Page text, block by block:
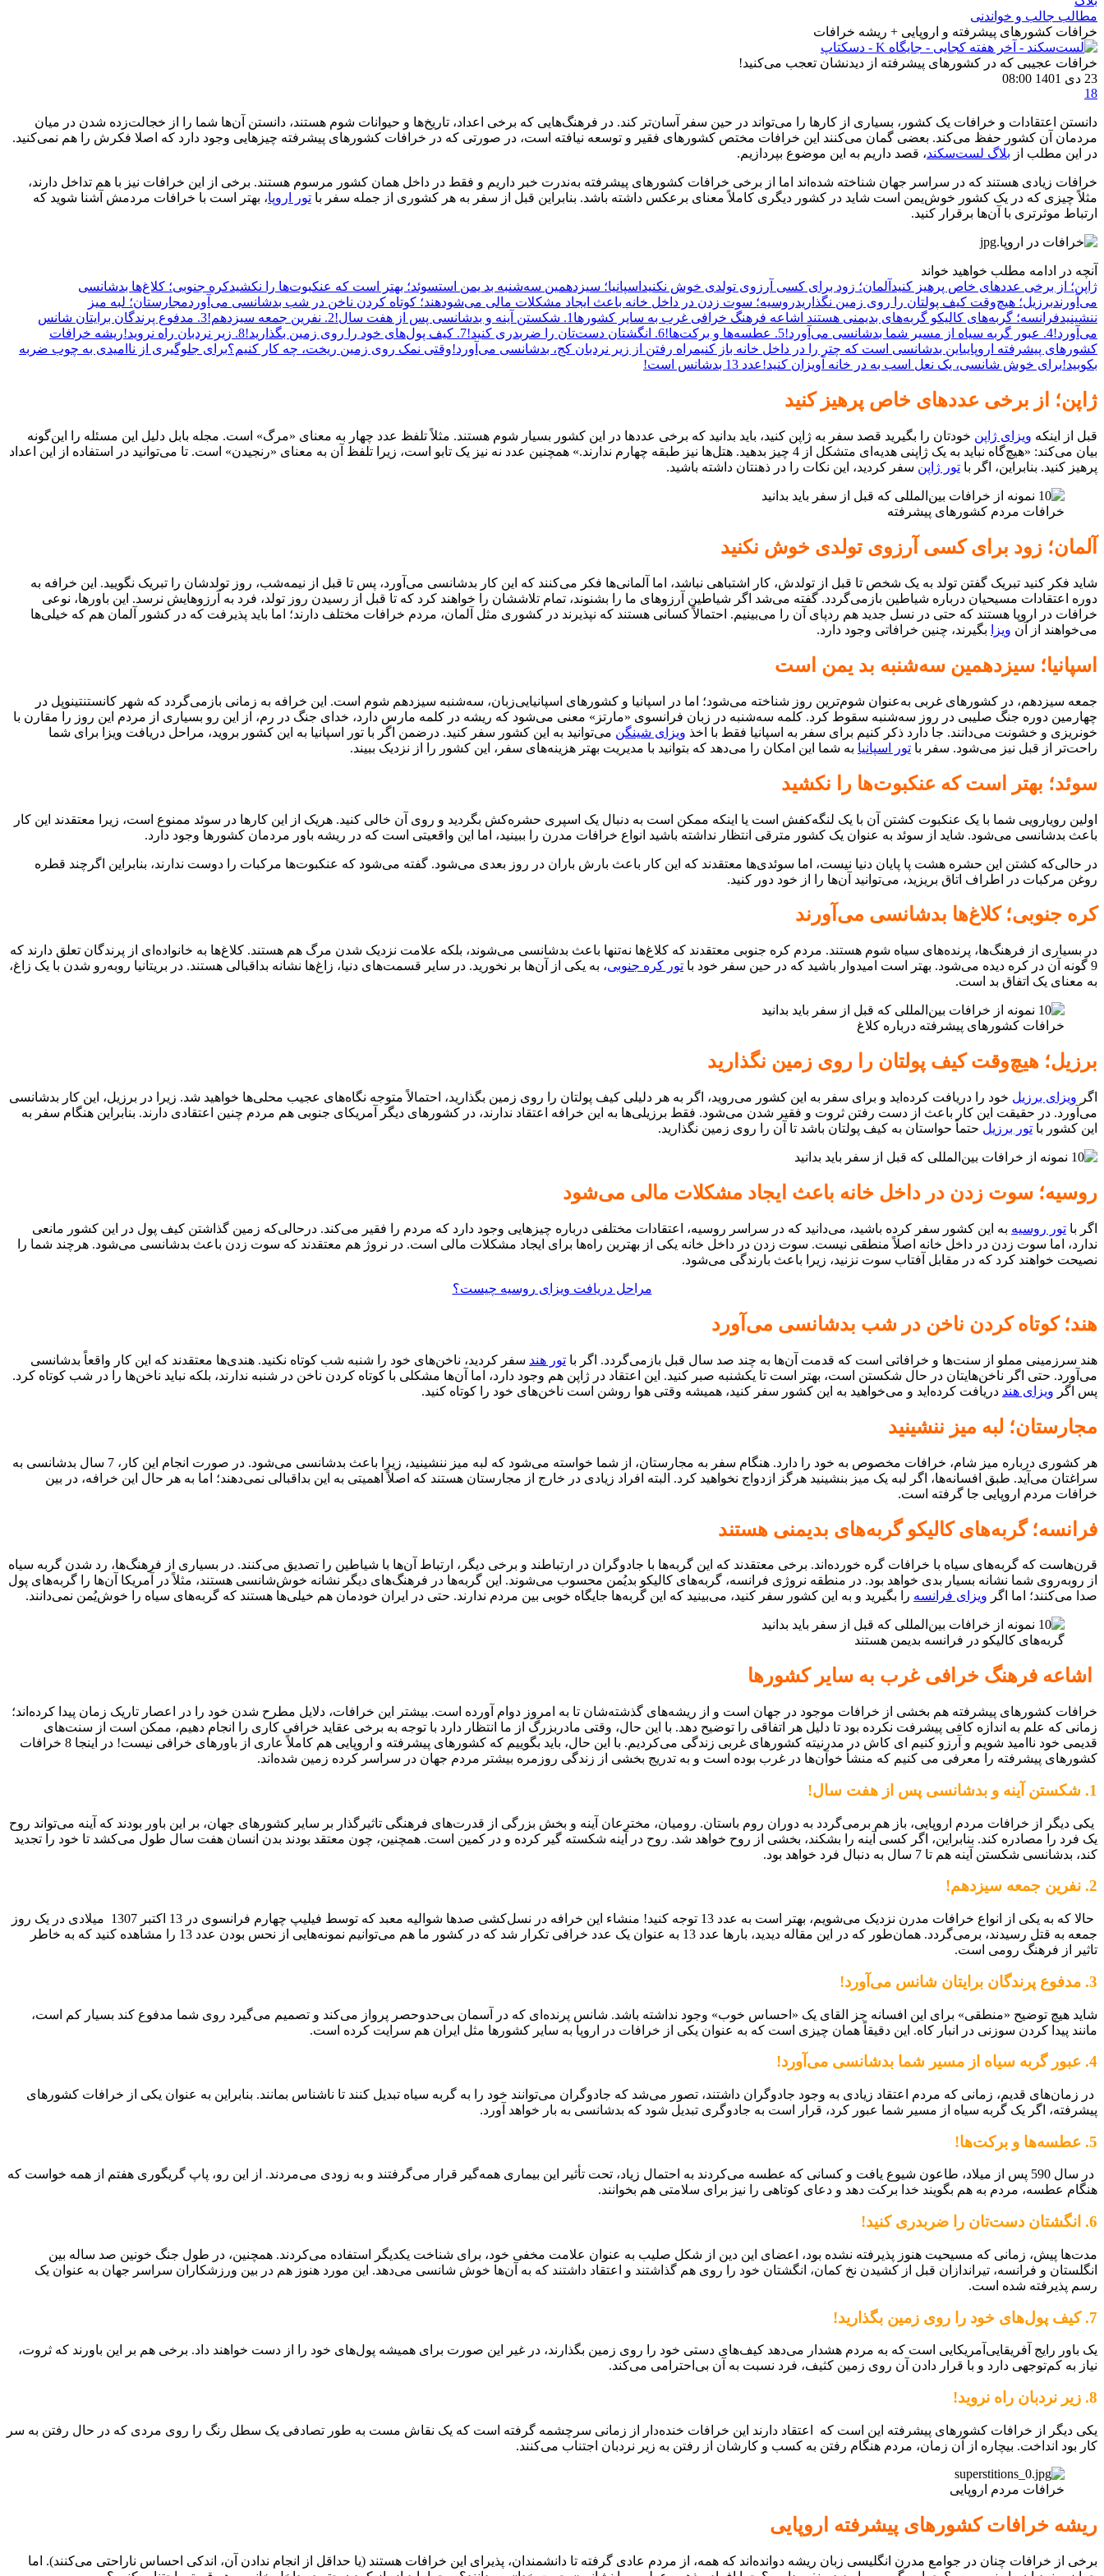
مطالب جالب و خواندنی
خرافات کشورهای پیشرفته و اروپایی + ریشه خرافات
خرافات عجیبی که در کشورهای پیشرفته از دیدنشان تعجب می‌کنید!
23 دی 1401 08:00
18
دانستن اعتقادات و خرافات یک کشور، بسیاری از کارها را می‌تواند در حین سفر آسان‌تر کند. در فرهنگ‌هایی که برخی اعداد، تاریخ‌ها و حیوانات شوم هستند، دانستن آن‌ها شما را از خجالت‌زده شدن در میان
مردمان آن کشور حفظ می‌کند. بعضی گمان می‌کنند این خرافات مختص کشورهای فقیر و توسعه نیافته است، در صورتی که در خرافات کشورهای پیشرفته چیزهایی وجود دارد که اصلا فکرش را هم نمی‌کنید.
در این مطلب از بلاگ لست‌سکند، قصد داریم به این موضوع بپردازیم.
خرافات زیادی هستند که در سراسر جهان شناخته‌ شده‌اند اما از برخی خرافات کشورهای پیشرفته به‌ندرت خبر داریم و فقط در داخل همان کشور مرسوم هستند. برخی از این خرافات نیز با هم تداخل دارند،
مثلاً چیزی که در یک کشور خوش‌یمن است شاید در کشور دیگری کاملاً معنای برعکس داشته باشد. بنابراین قبل از سفر به هر کشوری از جمله سفر با تور اروپا، بهتر است با خرافات مردمش آشنا شوید که
ارتباط موثرتری با آن‌ها برقرار کنید.
آنچه در ادامه مطلب خواهید خواند
ژاپن؛ از برخی عددهای خاص پرهیز کنید آلمان؛ زود برای کسی آرزوی تولدی خوش نکنید اسپانیا؛ سیزدهمین سه‌شنبه بد یمن استسوئد؛ بهتر است که عنکبوت‌ها را نکشیدکره جنوبی؛ کلاغ‌ها بدشانسی
می‌آورندبرزیل؛ هیچ‌وقت کیف پولتان را روی زمین نگذاریدروسیه؛ سوت زدن در داخل خانه باعث ایجاد مشکلات مالی می‌شودهند؛ کوتاه کردن ناخن در شب بدشانسی می‌آوردمجارستان؛ لبه میز
ننشینیدفرانسه؛ گربه‌های کالیکو گربه‌های بدیمنی هستند اشاعه فرهنگ خرافی غرب به سایر کشورها 1. شکستن آینه و بدشانسی پس از هفت سال! 2. نفرین جمعه سیزدهم!
3. مدفوع پرندگان برایتان شانس
می‌آورد!4. عبور گربه سیاه از مسیر شما بدشانسی می‌آورد! 5. عطسه‌ها و برکت‌ها! 6. انگشتان دست‌تان را ضربدری کنید! 7. کیف پول‌های خود را روی زمین بگذارید! 8. زیر نردبان راه نروید!
ریشه خرافات
کشورهای پیشرفته اروپاییاین بدشانسی است که چتر را در داخل خانه باز کنیمراه رفتن از زیر نردبان کج، بدشانسی می‌آورد!وقتی نمک روی زمین ریخت، چه کار کنیم؟برای جلوگیری از ناامیدی به چوب ضربه
بکوبید!برای خوش شانسی، یک نعل اسب به در خانه آویزان کنید!عدد 13 بدشانس است!
ژاپن؛ از برخی عددهای خاص پرهیز کنید
قبل از اینکه ویزای ژاپن خودتان را بگیرید قصد سفر به ژاپن کنید، باید بدانید که برخی عددها در این کشور بسیار شوم هستند. مثلاً تلفظ عدد چهار به معنای «مرگ» است. مجله بابل دلیل این مسئله را این‌گونه
بیان می‌کند: «هیچ‌گاه نباید به یک ژاپنی هدیه‌ای متشکل از 4 چیز بدهید. هتل‌ها نیز طبقه چهارم ندارند.» همچنین عدد نه نیز یک تابو است، زیرا تلفظ آن به معنای «رنجیدن» است. تا می‌توانید در استفاده از این اعداد
پرهیز کنید. بنابراین، اگر با تور ژاپن سفر کردید، این نکات را در ذهنتان داشته باشید.
خرافات مردم کشورهای پیشرفته
آلمان؛ زود برای کسی آرزوی تولدی خوش نکنید
شاید فکر کنید تبریک گفتن تولد به یک شخص تا قبل از تولدش، کار اشتباهی نباشد، اما آلمانی‌ها فکر می‌کنند که این کار بدشانسی می‌آورد، پس تا قبل از نیمه‌شب، روز تولدشان را تبریک نگویید. این خرافه به
دوره اعتقادات مسیحیان درباره شیاطین بازمی‌گردد. گفته می‌شد اگر شیاطین آرزوهای ما را بشنوند، تمام تلاششان را خواهند کرد که تا قبل از رسیدن روز تولد، فرد به آرزوهایش نرسد. این باورها، نوعی
خرافات در اروپا هستند که حتی در نسل جدید هم ردپای آن را می‌بینیم. احتمالاً کسانی هستند که نپذیرند در کشوری مثل آلمان، مردم خرافات مختلف دارند؛ اما باید پذیرفت که در کشور آلمان هم که خیلی‌ها
می‌خواهند از آن ویزا بگیرند، چنین خرافاتی وجود دارد.
اسپانیا؛ سیزدهمین سه‌شنبه بد یمن است
جمعه سیزدهم، در کشورهای غربی به‌عنوان شوم‌ترین روز شناخته می‌شود؛ اما در اسپانیا و کشورهای اسپانیایی‌زبان، سه‌شنبه سیزدهم شوم است. این خرافه به زمانی بازمی‌گردد که شهر کانستنتینوپل در
چهارمین دوره جنگ صلیبی در روز سه‌شنبه سقوط کرد. کلمه سه‌شنبه در زبان فرانسوی «مارتز» معنی می‌شود که ریشه در کلمه مارس دارد، خدای جنگ در رم، از این رو بسیاری از مردم این روز را مقارن با
خونریزی و خشونت می‌دانند. جا دارد ذکر کنیم برای سفر به اسپانیا فقط با اخذ ویزای شینگن می‌توانید به این کشور سفر کنید. درضمن اگر با تور اسپانیا به این کشور بروید، مراحل دریافت ویزا برای شما
راحت‌تر از قبل نیز می‌شود. سفر با تور اسپانیا به شما این امکان را می‌دهد که بتوانید با مدیریت بهتر هزینه‌های سفر، این کشور را از نزدیک ببیند.
سوئد؛ بهتر است که عنکبوت‌ها را نکشید
اولین رویارویی شما با یک عنکبوت کشتن آن با یک لنگه‌کفش است یا اینکه ممکن است به دنبال یک اسپری حشره‌کش بگردید و روی آن خالی کنید. هریک از این کارها در سوئد ممنوع است، زیرا معتقدند این کار
باعث بدشانسی می‌شود. شاید از سوئد به عنوان یک کشور مترقی انتظار نداشته باشید انواع خرافات مدرن را ببینید، اما این واقعیتی است که در ریشه باور مردمان کشورها وجود دارد.
در حالی‌که کشتن این حشره هشت پا پایان دنیا نیست، اما سوئدی‌ها معتقدند که این کار باعث بارش باران در روز بعدی می‌شود. گفته می‌شود که عنکبوت‌ها مرکبات را دوست ندارند، بنابراین اگرچند قطره
روغن مرکبات در اطراف اتاق بریزید، می‌توانید آن‌ها را از خود دور کنید.
کره جنوبی؛ کلاغ‌ها بدشانسی می‌آورند
در بسیاری از فرهنگ‌ها، پرنده‌های سیاه شوم هستند. مردم کره جنوبی معتقدند که کلاغ‌ها نه‌‌تنها باعث بدشانسی می‌شوند، بلکه علامت نزدیک شدن مرگ هم هستند. کلاغ‌ها به خانواده‌ای از پرندگان تعلق دارند که
9 گونه آن در کره دیده می‌شود. بهتر است امیدوار باشید که در حین سفر خود با
تور کره جنوبی، به یکی از آن‌ها بر نخورید. در سایر قسمت‌های دنیا، زاغ‌ها نشانه بداقبالی هستند. در بریتانیا روبه‌رو شدن با یک زاغ،
به معنای یک اتفاق بد است.
خرافات کشورهای پیشرفته درباره کلاغ
برزیل؛ هیچ‌وقت کیف پولتان را روی زمین نگذارید
اگر ویزای برزیل خود را دریافت کرده‌اید و برای سفر به این کشور می‌روید، اگر به هر دلیلی کیف پولتان را روی زمین بگذارید، احتمالاً متوجه نگاه‌های عجیب محلی‌ها خواهید شد. زیرا در برزیل، این کار بدشانسی
می‌آورد. در حقیقت این کار باعث از دست رفتن ثروت و فقیر شدن می‌شود. فقط برزیلی‌ها به این خرافه اعتقاد ندارند، در کشورهای دیگر آمریکای جنوبی هم مردم چنین اعتقادی دارند. بنابراین هنگام سفر به
این کشور با تور برزیل حتماً حواستان به کیف پولتان باشد تا آن را روی زمین نگذارید.
روسیه؛ سوت زدن در داخل خانه باعث ایجاد مشکلات مالی می‌شود
اگر با تور روسیه به این کشور سفر کرده باشید، می‌دانید که در سراسر روسیه، اعتقادات مختلفی درباره چیزهایی وجود دارد که مردم را فقیر می‌کند. درحالی‌که زمین گذاشتن کیف پول در این کشور مانعی
ندارد، اما سوت زدن در داخل خانه اصلاً منطقی نیست. سوت زدن در داخل خانه‌ یکی از بهترین راه‌ها برای ایجاد مشکلات مالی است. در نروژ هم معتقدند که سوت زدن باعث بدشانسی می‌شود. هرچند شما را
نصیحت خواهند کرد که در مقابل آفتاب سوت نزنید، زیرا باعث بارندگی می‌شود.
مراحل دریافت ویزای روسیه چیست؟
هند؛ کوتاه کردن ناخن در شب بدشانسی می‌آورد
هند سرزمینی مملو از سنت‌ها و خرافاتی است که قدمت آن‌ها به چند صد سال قبل بازمی‌گردد. اگر با تور هند سفر کردید، ناخن‌های خود را شنبه‌ شب کوتاه نکنید. هندی‌ها معتقدند که این کار واقعاً بدشانسی
می‌آورد. حتی اگر ناخن‌هایتان در حال شکستن است، بهتر است تا یکشنبه صبر کنید. این اعتقاد در ژاپن هم وجود دارد، اما آن‌ها مشکلی با کوتاه کردن ناخن در شنبه ندارند، بلکه نباید ناخن‌ها را در شب کوتاه کرد.
پس اگر ویزای هند دریافت کرده‌اید و می‌خواهید به این کشور سفر کنید، همیشه وقتی هوا روشن است ناخن‌های خود را کوتاه کنید.
مجارستان؛ لبه میز ننشینید
هر کشوری درباره میز شام، خرافات مخصوص به خود را دارد. هنگام سفر به مجارستان، از شما خواسته می‌شود که لبه میز ننشینید، زیرا باعث بدشانسی می‌شود. در صورت انجام این کار، 7 سال بدشانسی به
سراغتان می‌آید. طبق افسانه‌ها، اگر لبه یک میز بنشینید هرگز ازدواج نخواهید کرد. البته افراد زیادی در خارج از مجارستان هستند که اصلاً اهمیتی به این بداقبالی نمی‌دهند؛ اما به هر حال این خرافه، در بین
خرافات مردم اروپایی جا گرفته است.
فرانسه؛ گربه‌های کالیکو گربه‌های بدیمنی هستند
قرن‌هاست که گربه‌های سیاه با خرافات گره‌ خورده‌اند. برخی معتقدند که این گربه‌ها با جادوگران در ارتباطند و برخی دیگر، ارتباط آن‌ها با شیاطین را تصدیق می‌کنند. در بسیاری از فرهنگ‌ها، رد شدن گربه سیاه
از روبه‌روی شما نشانه بسیار بدی خواهد بود. در منطقه نروژی فرانسه، گربه‌های کالیکو بدیُمن محسوب می‌شوند. این گربه‌ها در فرهنگ‌های دیگر نشانه خوش‌شانسی هستند، مثلاً در آمریکا آن‌ها را گربه‌های پول
صدا می‌کنند؛ اما اگر ویزای فرانسه را بگیرید و به این کشور سفر کنید، می‌بینید که این گربه‌ها جایگاه خوبی بین مردم ندارند. حتی در ایران خودمان هم خیلی‌ها هستند که گربه‌های سیاه را خوش‌یُمن نمی‌دانند.
گربه‌های کالیکو در فرانسه بدیمن هستند
اشاعه فرهنگ خرافی غرب به سایر کشورها
خرافات کشورهای پیشرفته هم بخشی از خرافات موجود در جهان است و از ریشه‌های گذشته‌شان تا به امروز دوام آورده است. بیشتر این خرافات، دلایل مطرح شدن خود را در اعصار تاریک زمان پیدا کرده‌اند؛
زمانی که علم به اندازه کافی پیشرفت نکرده بود تا دلیل هر اتفاقی را توضیح دهد. با این حال، وقتی مادربزرگ از ما انتظار دارد با توجه به برخی عقاید خرافی کاری را انجام دهیم، ممکن است از سنت‌های
قدیمی خود ناامید شویم و آرزو کنیم ای کاش در مدرنیته کشورهای غربی زندگی می‌کردیم. با این حال، باید بگوییم که کشورهای پیشرفته و اروپایی هم کاملاً عاری از باورهای خرافی نیست! در اینجا 8 خرافات
کشورهای پیشرفته را معرفی می کنیم که منشأ خوآن‌ها در غرب بوده است و به تدریج بخشی از زندگی روزمره بیشتر مردم جهان در سراسر کرده زمین شده‌اند.
1. شکستن آینه و بدشانسی پس از هفت سال!
یکی دیگر از خرافات مردم اروپایی، باز هم برمی‌گردد به دوران روم باستان. رومیان، مخترعان آینه و بخش بزرگی از قدرت‌های فرهنگی‌ تاثیرگذار بر سایر کشورهای جهان، بر این باور بودند که آینه می‌تواند روح
یک فرد را مصادره کند. بنابراین، اگر کسی آینه را بشکند، بخشی از روح خواهد شد. روح در آینه شکسته گیر کرده و در کمین است. همچنین، چون معتقد بودند بدن انسان هفت سال طول می‌کشد تا خود را تجدید
کند، بدشانسی شکستن آینه هم تا 7 سال به دنبال فرد خواهد بود.
2. نفرین جمعه سیزدهم!
حالا که به یکی از انواع خرافات مدرن نزدیک می‌شویم، بهتر است به عدد 13 توجه کنید! منشاء این خرافه در نسل‌کشی صدها شوالیه معبد که توسط فیلیپ چهارم فرانسوی در 13 اکتبر 1307 میلادی در یک روز
جمعه به قتل رسیدند، برمی‌گردد. همان‌طور که در این مقاله دیدید، بارها عدد 13 به عنوان یک عدد خرافی تکرار شد که در کشور ما هم می‌توانیم نمونه‌هایی از نحس بودن عدد 13 را مشاهده کنید که به خاطر
تاثیر از فرهنگ رومی است.
3. مدفوع پرندگان برایتان شانس می‌آورد!
شاید هیچ توضیح «منطقی» برای این افسانه جز القای یک «احساس خوب» وجود نداشته باشد. شانس پرنده‌ای که در آسمان بی‌حدوحصر پرواز می‌کند و تصمیم می‌گیرد روی شما مدفوع کند بسیار کم است،
مانند پیدا کردن سوزنی در انبار کاه. این دقیقاً همان چیزی است که به عنوان یکی از خرافات در اروپا به سایر کشورها مثل ایران هم سرایت کرده است.
4. عبور گربه سیاه از مسیر شما بدشانسی می‌آورد!
در زمان‌های قدیم، زمانی که مردم اعتقاد زیادی به وجود جادوگران داشتند، تصور می‌شد که جادوگران می‌توانند خود را به گربه سیاه تبدیل کنند تا ناشناس بمانند. بنابراین به عنوان یکی از خرافات کشورهای
پیشرفته، اگر یک گربه سیاه از مسیر شما عبور کرد، قرار است به جادوگری تبدیل شود که بدشانسی به بار خواهد آورد.
5. عطسه‌ها و برکت‌ها!
در سال 590 پس از میلاد، طاعون شیوع یافت و کسانی که عطسه می‌کردند به احتمال زیاد، تحت تأثیر این بیماری همه‌گیر قرار می‌گرفتند و به زودی می‌مردند. از این رو، پاپ گریگوری هفتم از همه خواست که
هنگام عطسه، مردم به هم بگویند خدا برکت دهد و دعای کوتاهی را نیز برای سلامتی هم بخوانند.
6. انگشتان دست‌تان را ضربدری کنید!
مدت‌ها پیش، زمانی که مسیحیت هنوز پذیرفته نشده بود، اعضای این دین از شکل صلیب به عنوان علامت مخفی خود، برای شناخت یکدیگر استفاده می‌کردند. همچنین، در طول جنگ خونین صد ساله بین
انگلستان و فرانسه، تیراندازان قبل از کشیدن نخ کمان، انگشتان خود را روی هم گذاشتند و اعتقاد داشتند که به آن‌ها خوش شانسی می‌دهد. این مورد هنوز هم در بین ورزشکاران سراسر جهان به عنوان یک
رسم پذیرفته شده است.
7. کیف پول‌های خود را روی زمین بگذارید!
یک باور رایج آفریقایی‌آمریکایی است که به مردم هشدار می‌دهد کیف‌های دستی خود را روی زمین بگذارند، در غیر این صورت برای همیشه پول‌های خود را از دست خواهند داد. برخی هم بر این باورند که ثروت،
نیاز به کم‌توجهی دارد و با قرار دادن آن روی زمین کثیف، فرد نسبت به آن بی‌احترامی می‌کند.
8. زیر نردبان راه نروید!
یکی دیگر از خرافات کشورهای پیشرفته این است که اعتقاد دارند این خرافات خنده‌دار از زمانی سرچشمه گرفته است که یک نقاش مست به طور تصادفی یک سطل رنگ را روی مردی که در حال رفتن به سر
کار بود انداخت. بیچاره از آن زمان، مردم هنگام رفتن به کسب و کارشان از رفتن به زیر نردبان اجتناب می‌کنند.
خرافات مردم اروپایی
ریشه خرافات کشورهای پیشرفته اروپایی
برخی از خرافات چنان در جوامع مدرن انگلیسی زبان ریشه دوانده‌اند که همه، از مردم عادی گرفته تا دانشمندان، پذیرای این خرافات هستند (یا حداقل از انجام ندادن آن، اندکی احساس ناراحتی می‌کنند). اما